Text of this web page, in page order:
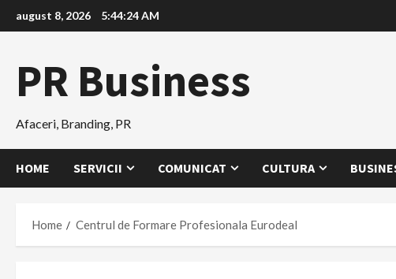
to
august 8, 2026 5:44:25 AM
PR Business
Afaceri, Branding, PR
HOME SERVICII COMUNICAT CULTURA
Home Centrul de Formare Profesionala Eurodeal